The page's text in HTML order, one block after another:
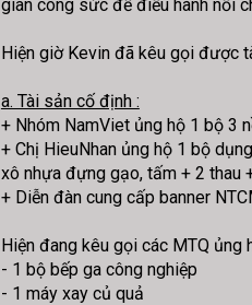
gian công sức để điều hành nồi
Hiện giờ Kevin đã kêu gọi được
a. Tài sản cố định :
+ Nhóm NamViet ủng hộ 1 bộ 3
+ Chị HieuNhan ủng hộ 1 bộ
xô nhựa đựng gạo, tấm + 2 thau
+ Diễn đàn cung cấp banner
Hiện đang kêu gọi các MTQ ủng
- 1 bộ bếp ga công nghiệp
- 1 máy xay củ quả